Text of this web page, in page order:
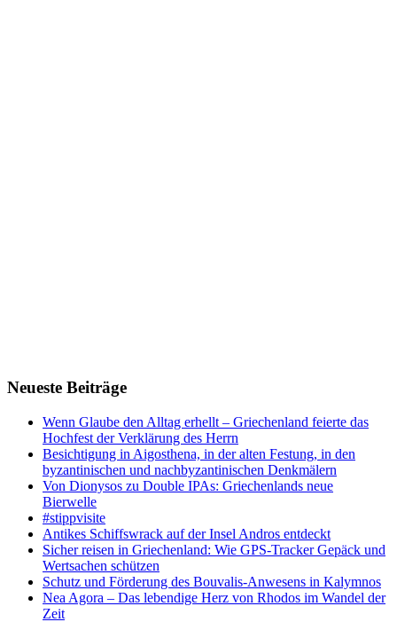
Neueste Beiträge
Wenn Glaube den Alltag erhellt – Griechenland feierte das
Hochfest der Verklärung des Herrn
Besichtigung in Aigosthena, in der alten Festung, in den
byzantinischen und nachbyzantinischen Denkmälern
Von Dionysos zu Double IPAs: Griechenlands neue
Bierwelle
#stippvisite
Antikes Schiffswrack auf der Insel Andros entdeckt
Sicher reisen in Griechenland: Wie GPS-Tracker Gepäck und
Wertsachen schützen
Schutz und Förderung des Bouvalis-Anwesens in Kalymnos
Nea Agora – Das lebendige Herz von Rhodos im Wandel der
Zeit